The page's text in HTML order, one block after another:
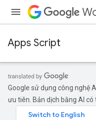
Apps Script
Google sử dụng công nghệ
ưu tiên. Bản dịch bằng AI có